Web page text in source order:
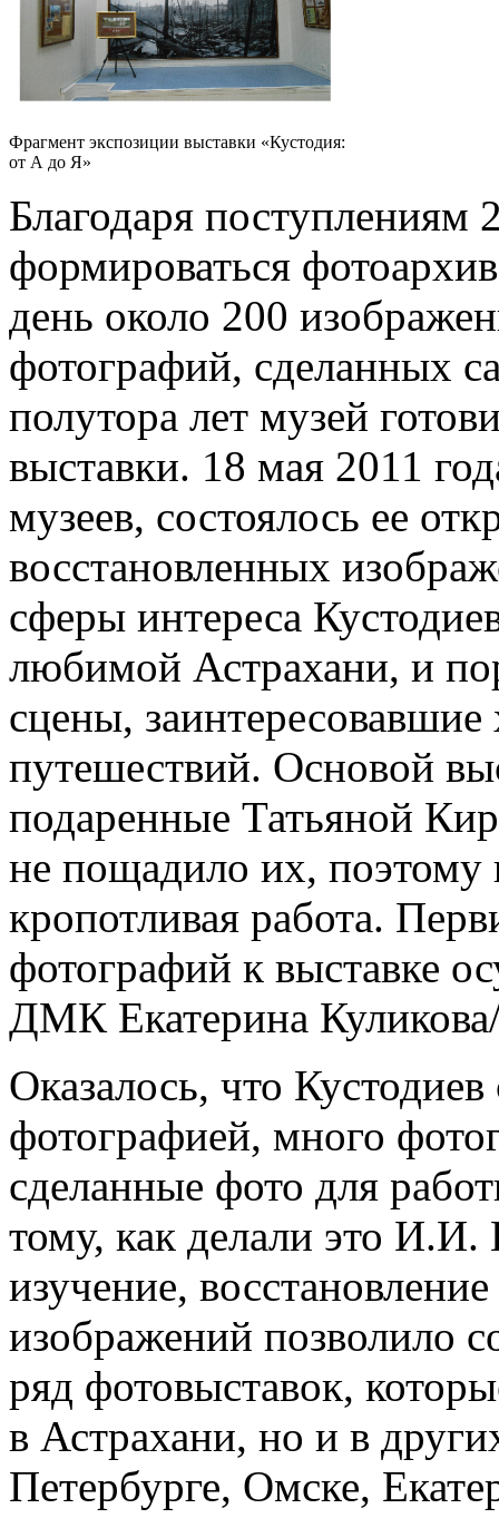
Фрагмент экспозиции выставки «Кустодия:
от А до Я»
Благодаря поступлениям
формироваться
день около 200
фотографий, сделанных
полутора лет музей
выставки. 18 мая 2011
музеев, состоялось ее
восстановленных
сферы интереса
любимой Астрахани, и
сцены,
путешествий. Основой
подаренные Татьяной
не пощадило их, поэтому
кропотливая работа.
фотографий к выставке
ДМК Екатерина
Оказалось, что Кустодиев
фотографией, много
сделанные фото для
тому, как делали это
изучение,
изображений позволило
ряд фотовыставок,
в Астрахани, но и в
Петербурге, Омске,